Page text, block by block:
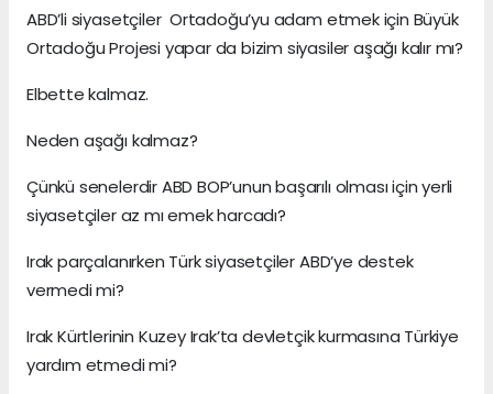
ABD’li siyasetçiler Ortadoğu’yu adam etmek için Büyük
Ortadoğu Projesi yapar da bizim siyasiler aşağı kalır mı?
Elbette kalmaz.
Neden aşağı kalmaz?
Çünkü senelerdir ABD BOP’unun başarılı olması için yerli
siyasetçiler az mı emek harcadı?
Irak parçalanırken Türk siyasetçiler ABD’ye destek
vermedi mi?
Irak Kürtlerinin Kuzey Irak’ta devletçik kurmasına Türkiye
yardım etmedi mi?